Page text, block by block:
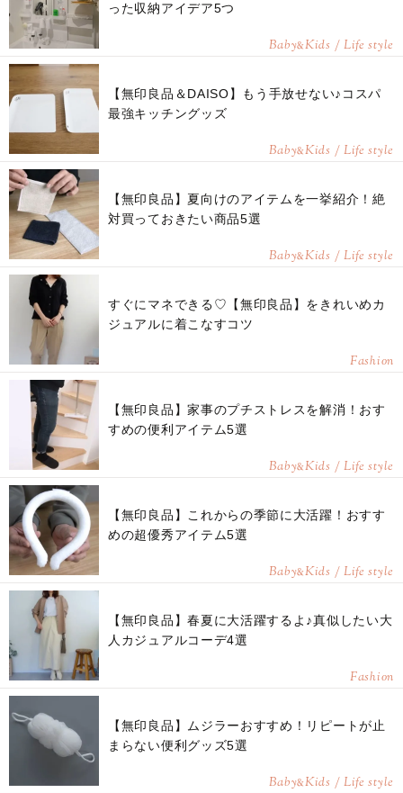
った収納アイデア5つ
Baby&Kids / Life style
【無印良品＆DAISO】もう手放せない♪コスパ
最強キッチングッズ
Baby&Kids / Life style
【無印良品】夏向けのアイテムを一挙紹介！絶
対買っておきたい商品5選
Baby&Kids / Life style
すぐにマネできる♡【無印良品】をきれいめカ
ジュアルに着こなすコツ
Fashion
【無印良品】家事のプチストレスを解消！おす
すめの便利アイテム5選
Baby&Kids / Life style
【無印良品】これからの季節に大活躍！おすす
めの超優秀アイテム5選
Baby&Kids / Life style
【無印良品】春夏に大活躍するよ♪真似したい大
人カジュアルコーデ4選
Fashion
【無印良品】ムジラーおすすめ！リピートが止
まらない便利グッズ5選
Baby&Kids / Life style